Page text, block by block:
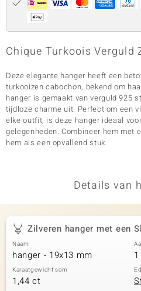
Chique Turkoois Verguld
Deze elegante hanger heeft een
turkooizen cabochon, bekend om
hanger is gemaakt van verguld 925
tijdloze charme uit. Perfect om een
elke outfit, is deze hanger ideaal
gelegenheden. Combineer hem met
hem als een opvallend stuk.
Details van
Zilveren hanger met een
Naam
hanger - 19x13 mm 1
Karaatgewicht som
1,44 ct